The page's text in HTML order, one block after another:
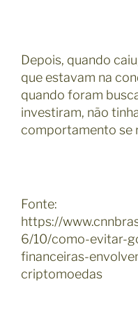
Depois, quando
que estavam na
quando foram
investiram, não
comportamento se
Fonte:
https://
6/10/como-evitar-
financeiras-
criptomoedas